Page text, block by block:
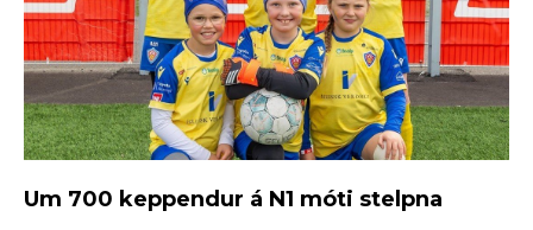
Um 700 keppendur á N1 móti stelpna